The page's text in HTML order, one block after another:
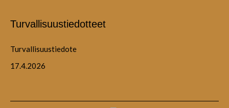
Turvallisuustiedotteet
Turvallisuustiedote
17.4.2026